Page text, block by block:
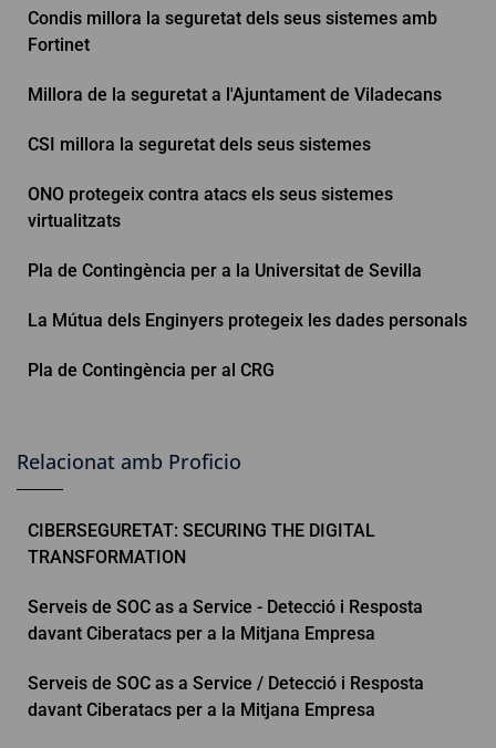
Condis millora la seguretat dels seus sistemes amb
Fortinet
Millora de la seguretat a l'Ajuntament de Viladecans
CSI millora la seguretat dels seus sistemes
ONO protegeix contra atacs els seus sistemes
virtualitzats
Pla de Contingència per a la Universitat de Sevilla
La Mútua dels Enginyers protegeix les dades personals
Pla de Contingència per al CRG
Relacionat amb Proficio
CIBERSEGURETAT: SECURING THE DIGITAL
TRANSFORMATION
Serveis de SOC as a Service - Detecció i Resposta
davant Ciberatacs per a la Mitjana Empresa
Serveis de SOC as a Service / Detecció i Resposta
davant Ciberatacs per a la Mitjana Empresa